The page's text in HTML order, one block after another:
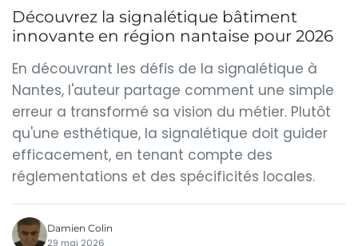
Découvrez la signalétique bâtiment
innovante en région nantaise pour 2026
En découvrant les défis de la signalétique à
Nantes, l'auteur partage comment une simple
erreur a transformé sa vision du métier. Plutôt
qu'une esthétique, la signalétique doit guider
efficacement, en tenant compte des
réglementations et des spécificités locales.
Damien Colin
29 mai 2026